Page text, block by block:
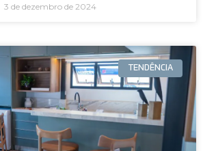
3 de dezembro de 2024
TENDÊNCIA